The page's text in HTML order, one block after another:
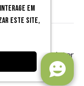
em
este site,
Mobister